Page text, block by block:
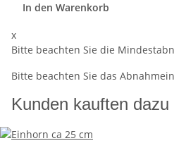
In den Warenkorb
x
Bitte beachten Sie die
Bitte beachten Sie das
Kunden kauften